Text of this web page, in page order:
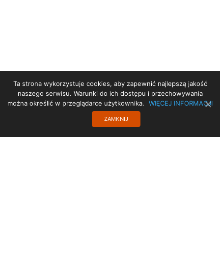
Ta strona wykorzystuje cookies, aby zapewnić najlepszą jakość
naszego serwisu. Warunki do ich dostępu i przechowywania
można określić w przeglądarce użytkownika.
WIĘCEJ INFORMACJI
ZAMKNIJ
STRONA GŁÓWNA
DEKLARACJA DOSTĘPNOŚCI
PROJEKT UE